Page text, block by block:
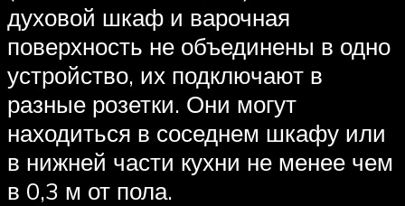
духовой шкаф и варочная
поверхность не объединены в одно
устройство, их подключают в
разные розетки. Они могут
находиться в соседнем шкафу или
в нижней части кухни не менее чем
в 0,3 м от пола.